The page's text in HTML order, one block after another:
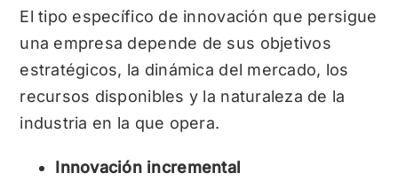
El tipo específico de innovación que persigue
una empresa depende de sus objetivos
estratégicos, la dinámica del mercado, los
recursos disponibles y la naturaleza de la
industria en la que opera.
Innovación incremental